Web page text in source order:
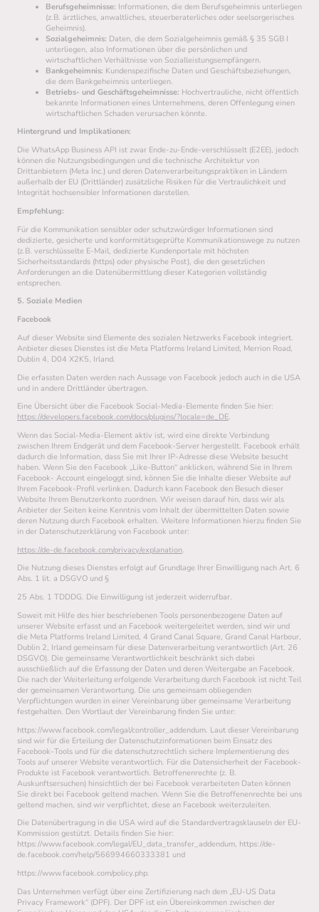
Berufsgeheimnisse: Informationen, die dem Berufsgeheimnis unterliegen
(z.B. ärztliches, anwaltliches, steuerberaterliches oder seelsorgerisches
Geheimnis).
Sozialgeheimnis: Daten, die dem Sozialgeheimnis gemäß § 35 SGB I
unterliegen, also Informationen über die persönlichen und
wirtschaftlichen Verhältnisse von Sozialleistungsempfängern.
Bankgeheimnis: Kundenspezifische Daten und Geschäftsbeziehungen,
die dem Bankgeheimnis unterliegen.
Betriebs- und Geschäftsgeheimnisse: Hochvertrauliche, nicht öffentlich
bekannte Informationen eines Unternehmens, deren Offenlegung einen
wirtschaftlichen Schaden verursachen könnte.
Hintergrund und Implikationen:
Die WhatsApp Business API ist zwar Ende-zu-Ende-verschlüsselt (E2EE), jedoch
können die Nutzungsbedingungen und die technische Architektur von
Drittanbietern (Meta Inc.) und deren Datenverarbeitungspraktiken in Ländern
außerhalb der EU (Drittländer) zusätzliche Risiken für die Vertraulichkeit und
Integrität hochsensibler Informationen darstellen.
Empfehlung:
Für die Kommunikation sensibler oder schutzwürdiger Informationen sind
dedizierte, gesicherte und konformitätsgeprüfte Kommunikationswege zu nutzen
(z.B. verschlüsselte E-Mail, dedizierte Kundenportale mit höchsten
Sicherheitsstandards (https) oder physische Post), die den gesetzlichen
Anforderungen an die Datenübermittlung dieser Kategorien vollständig
entsprechen.
5. Soziale Medien
Facebook
Auf dieser Website sind Elemente des sozialen Netzwerks Facebook integriert.
Anbieter dieses Dienstes ist die Meta Platforms Ireland Limited, Merrion Road,
Dublin 4, D04 X2K5, Irland.
Die erfassten Daten werden nach Aussage von Facebook jedoch auch in die USA
und in andere Drittländer übertragen.
Eine Übersicht über die Facebook Social-Media-Elemente finden Sie hier:
https://developers.facebook.com/docs/plugins/?locale=de_DE.
Wenn das Social-Media-Element aktiv ist, wird eine direkte Verbindung
zwischen Ihrem Endgerät und dem Facebook-Server hergestellt. Facebook erhält
dadurch die Information, dass Sie mit Ihrer IP-Adresse diese Website besucht
haben. Wenn Sie den Facebook „Like-Button“ anklicken, während Sie in Ihrem
Facebook- Account eingeloggt sind, können Sie die Inhalte dieser Website auf
Ihrem Facebook-Profil verlinken. Dadurch kann Facebook den Besuch dieser
Website Ihrem Benutzerkonto zuordnen. Wir weisen darauf hin, dass wir als
Anbieter der Seiten keine Kenntnis vom Inhalt der übermittelten Daten sowie
deren Nutzung durch Facebook erhalten. Weitere Informationen hierzu finden Sie
in der Datenschutzerklärung von Facebook unter:
https://de-de.facebook.com/privacy/explanation.
Die Nutzung dieses Dienstes erfolgt auf Grundlage Ihrer Einwilligung nach Art. 6
Abs. 1 lit. a DSGVO und §
25 Abs. 1 TDDDG. Die Einwilligung ist jederzeit widerrufbar.
Soweit mit Hilfe des hier beschriebenen Tools personenbezogene Daten auf
unserer Website erfasst und an Facebook weitergeleitet werden, sind wir und
die Meta Platforms Ireland Limited, 4 Grand Canal Square, Grand Canal Harbour,
Dublin 2, Irland gemeinsam für diese Datenverarbeitung verantwortlich (Art. 26
DSGVO). Die gemeinsame Verantwortlichkeit beschränkt sich dabei
ausschließlich auf die Erfassung der Daten und deren Weitergabe an Facebook.
Die nach der Weiterleitung erfolgende Verarbeitung durch Facebook ist nicht Teil
der gemeinsamen Verantwortung. Die uns gemeinsam obliegenden
Verpflichtungen wurden in einer Vereinbarung über gemeinsame Verarbeitung
festgehalten. Den Wortlaut der Vereinbarung finden Sie unter:
https://www.facebook.com/legal/controller_addendum. Laut dieser Vereinbarung
sind wir für die Erteilung der Datenschutzinformationen beim Einsatz des
Facebook-Tools und für die datenschutzrechtlich sichere Implementierung des
Tools auf unserer Website verantwortlich. Für die Datensicherheit der Facebook-
Produkte ist Facebook verantwortlich. Betroffenenrechte (z. B.
Auskunftsersuchen) hinsichtlich der bei Facebook verarbeiteten Daten können
Sie direkt bei Facebook geltend machen. Wenn Sie die Betroffenenrechte bei uns
geltend machen, sind wir verpflichtet, diese an Facebook weiterzuleiten.
Die Datenübertragung in die USA wird auf die Standardvertragsklauseln der EU-
Kommission gestützt. Details finden Sie hier:
https://www.facebook.com/legal/EU_data_transfer_addendum, https://de-
de.facebook.com/help/566994660333381 und
https://www.facebook.com/policy.php.
Das Unternehmen verfügt über eine Zertifizierung nach dem „EU-US Data
Privacy Framework“ (DPF). Der DPF ist ein Übereinkommen zwischen der